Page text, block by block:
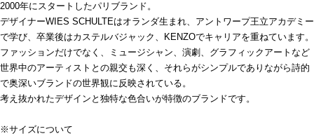
2000年にスタートしたパリブランド。
デザイナーWIES SCHULTEはオランダ生まれ、アントワープ王立アカデミー
で学び、卒業後はカステルバジャック、KENZOでキャリアを重ねています。
ファッションだけでなく、ミュージシャン、演劇、グラフィックアートなど
世界中のアーティストとの親交も深く、それらがシンプルでありながら詩的
で奥深いブランドの世界観に反映されている。
考え抜かれたデザインと独特な色合いが特徴のブランドです。
※サイズについて